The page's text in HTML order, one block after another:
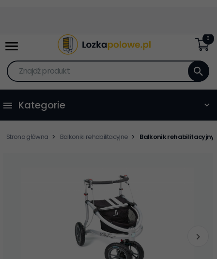
Znajdź produkt
0
Kategorie
Strona główna Balkoniki rehabilitacyjne Balkonik rehabilitacyjny